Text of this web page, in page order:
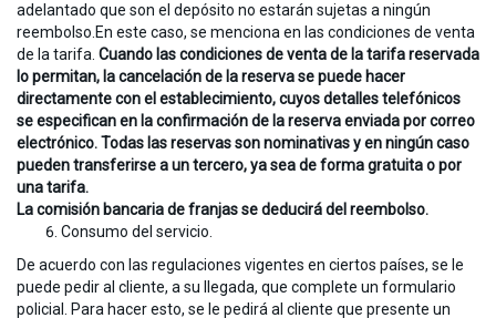
adelantado que son el depósito no estarán sujetas a ningún
reembolso.En este caso, se menciona en las condiciones de venta
de la tarifa. Cuando las condiciones de venta de la tarifa reservada
lo permitan, la cancelación de la reserva se puede hacer
directamente con el establecimiento, cuyos detalles telefónicos
se especifican en la confirmación de la reserva enviada por correo
electrónico. Todas las reservas son nominativas y en ningún caso
pueden transferirse a un tercero, ya sea de forma gratuita o por
una tarifa.
La comisión bancaria de franjas se deducirá del reembolso.
Consumo del servicio.
De acuerdo con las regulaciones vigentes en ciertos países, se le
puede pedir al cliente, a su llegada, que complete un formulario
policial. Para hacer esto, se le pedirá al cliente que presente un